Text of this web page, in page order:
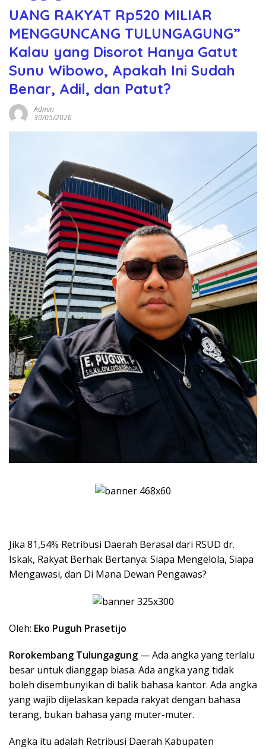
UANG RAKYAT Rp520 MILIAR
MENGGUNCANG TULUNGAGUNG”
Kalau yang Disorot Hanya Gatut
Sunu Wibowo, Apakah Ini Sudah
Benar, Adil, dan Patut?
Admin
30/05/2026
Jika 81,54% Retribusi Daerah Berasal dari RSUD dr.
Iskak, Rakyat Berhak Bertanya: Siapa Mengelola, Siapa
Mengawasi, dan Di Mana Dewan Pengawas?
Oleh: Eko Puguh Prasetijo
Rorokembang Tulungagung — Ada angka yang terlalu
besar untuk dianggap biasa. Ada angka yang tidak
boleh disembunyikan di balik bahasa kantor. Ada angka
yang wajib dijelaskan kepada rakyat dengan bahasa
terang, bukan bahasa yang muter-muter.
Angka itu adalah Retribusi Daerah Kabupaten